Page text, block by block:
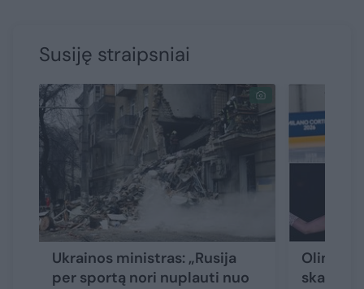
Susiję straipsniai
Ukrainos ministras: „Rusija
per sportą nori nuplauti nuo